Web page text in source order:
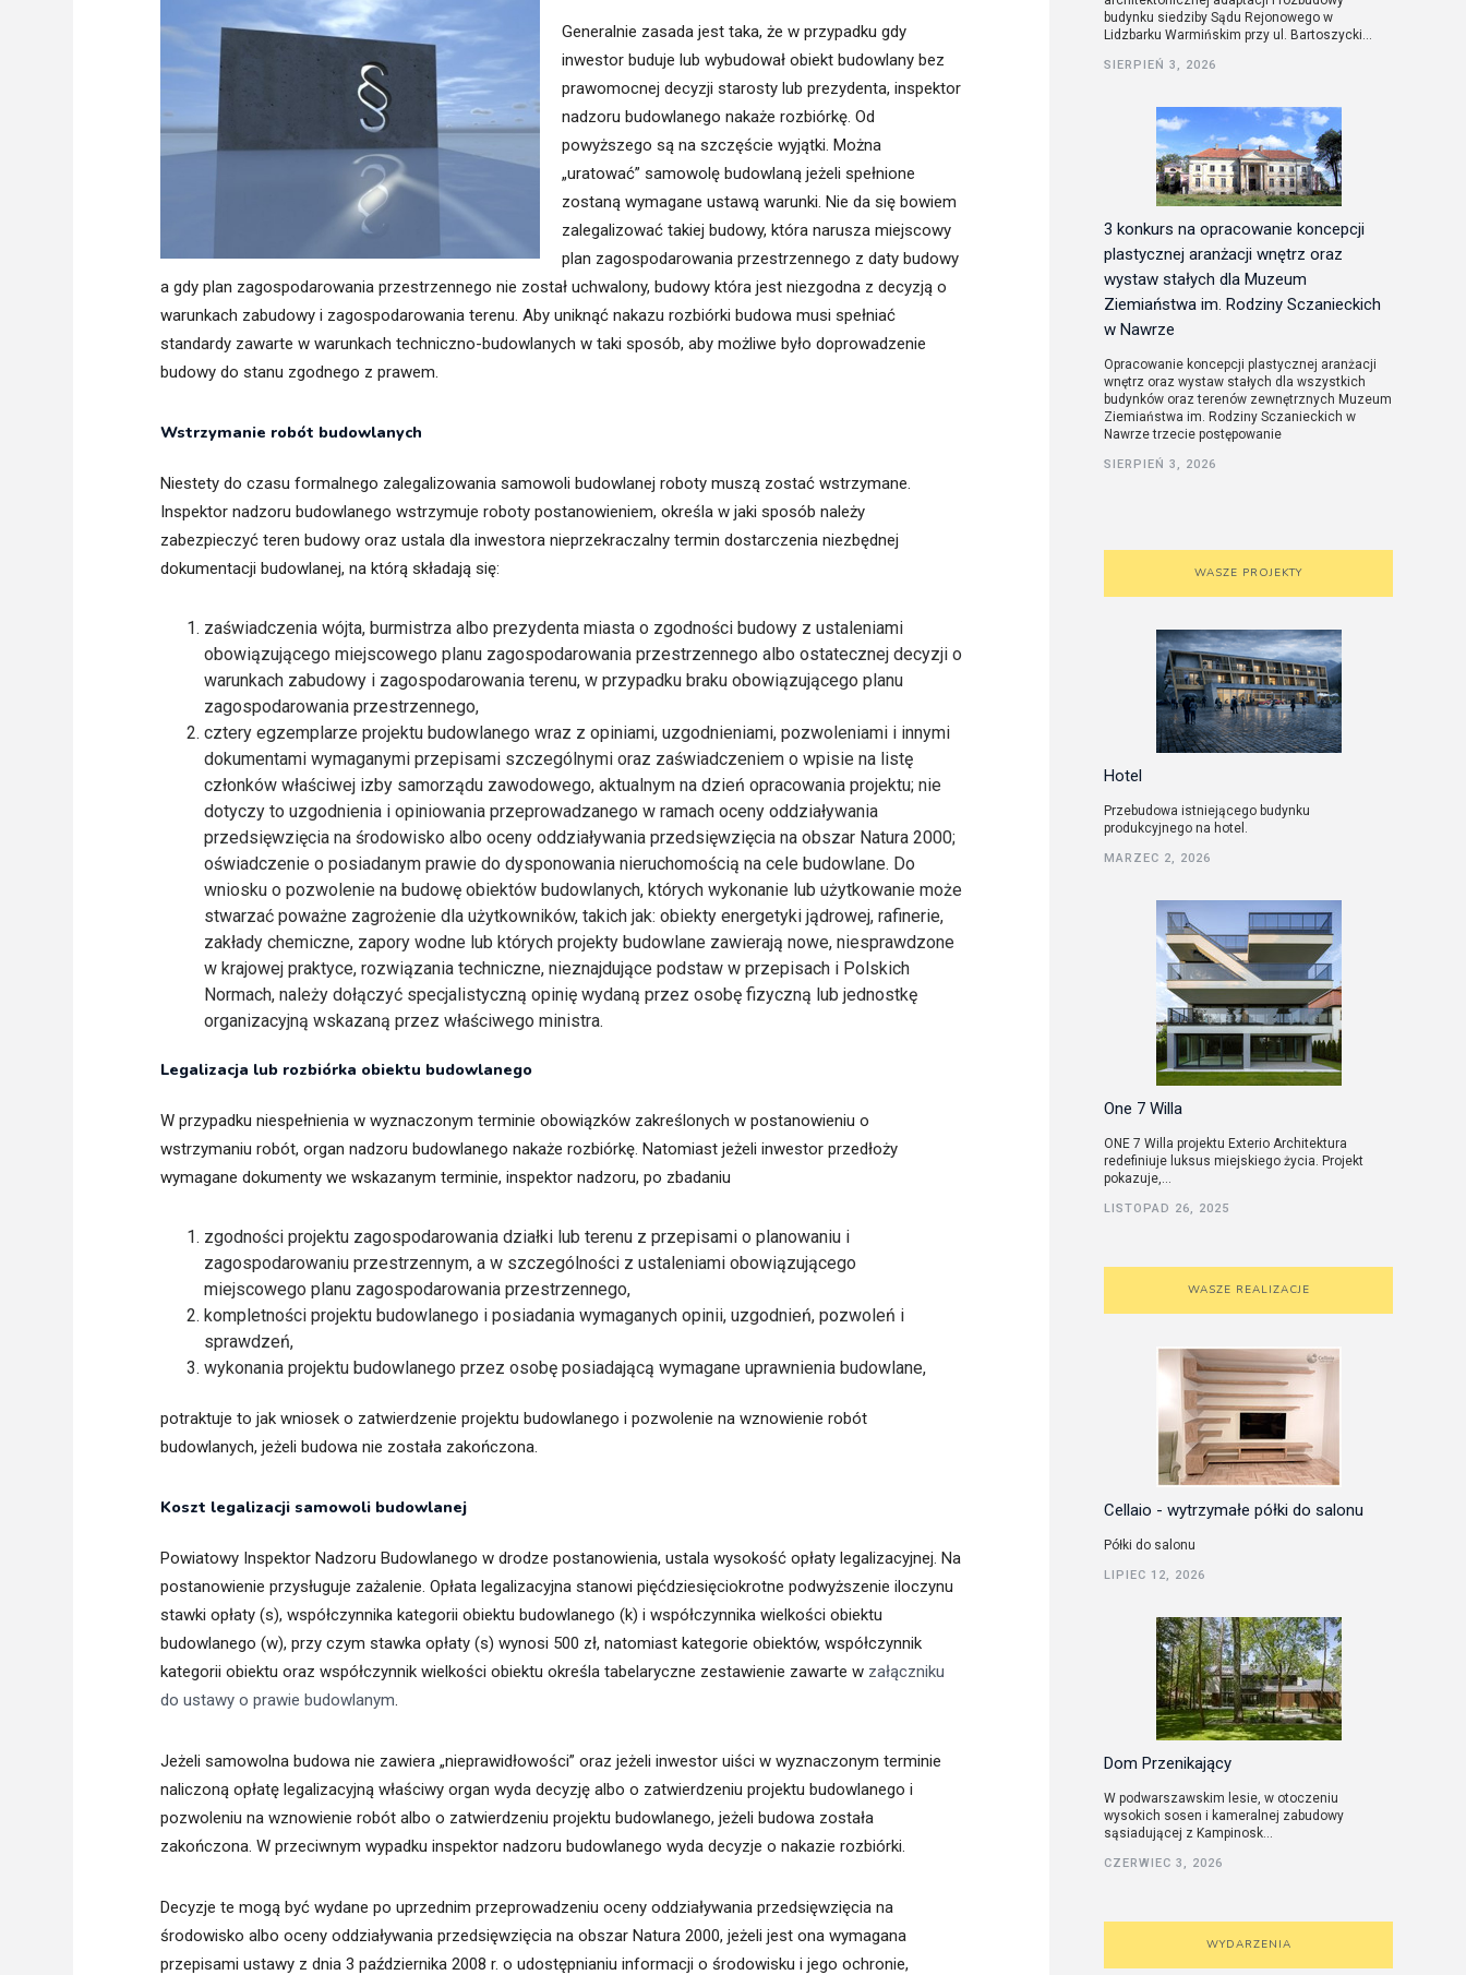
Freelance - architekt
Galeria Miast Dawnych
Filmy
Katalog produktów dla architekta
Firmy
Prawo autorskie
Generalnie zasada jest taka, że w przypadku gdy
inwestor buduje lub wybudował obiekt budowlany bez
prawomocnej decyzji starosty lub prezydenta, inspektor
nadzoru budowlanego nakaże rozbiórkę. Od
powyższego są na szczęście wyjątki. Można
„uratować” samowolę budowlaną jeżeli spełnione
zostaną wymagane ustawą warunki. Nie da się bowiem
zalegalizować takiej budowy, która narusza miejscowy
plan zagospodarowania przestrzennego z daty budowy
a gdy plan zagospodarowania przestrzennego nie został uchwalony, budowy która jest niezgodna z decyzją o
warunkach zabudowy i zagospodarowania terenu. Aby uniknąć nakazu rozbiórki budowa musi spełniać
standardy zawarte w warunkach techniczno-budowlanych w taki sposób, aby możliwe było doprowadzenie
budowy do stanu zgodnego z prawem.
Wstrzymanie robót budowlanych
Niestety do czasu formalnego zalegalizowania samowoli budowlanej roboty muszą zostać wstrzymane.
Inspektor nadzoru budowlanego wstrzymuje roboty postanowieniem, określa w jaki sposób należy
zabezpieczyć teren budowy oraz ustala dla inwestora nieprzekraczalny termin dostarczenia niezbędnej
dokumentacji budowlanej, na którą składają się:
zaświadczenia wójta, burmistrza albo prezydenta miasta o zgodności budowy z ustaleniami
obowiązującego miejscowego planu zagospodarowania przestrzennego albo ostatecznej decyzji o
warunkach zabudowy i zagospodarowania terenu, w przypadku braku obowiązującego planu
zagospodarowania przestrzennego,
cztery egzemplarze projektu budowlanego wraz z opiniami, uzgodnieniami, pozwoleniami i innymi
dokumentami wymaganymi przepisami szczególnymi oraz zaświadczeniem o wpisie na listę
członków właściwej izby samorządu zawodowego, aktualnym na dzień opracowania projektu; nie
dotyczy to uzgodnienia i opiniowania przeprowadzanego w ramach oceny oddziaływania
przedsięwzięcia na środowisko albo oceny oddziaływania przedsięwzięcia na obszar Natura 2000;
oświadczenie o posiadanym prawie do dysponowania nieruchomością na cele budowlane. Do
wniosku o pozwolenie na budowę obiektów budowlanych, których wykonanie lub użytkowanie może
stwarzać poważne zagrożenie dla użytkowników, takich jak: obiekty energetyki jądrowej, rafinerie,
zakłady chemiczne, zapory wodne lub których projekty budowlane zawierają nowe, niesprawdzone
w krajowej praktyce, rozwiązania techniczne, nieznajdujące podstaw w przepisach i Polskich
Normach, należy dołączyć specjalistyczną opinię wydaną przez osobę fizyczną lub jednostkę
organizacyjną wskazaną przez właściwego ministra.
Legalizacja lub rozbiórka obiektu budowlanego
W przypadku niespełnienia w wyznaczonym terminie obowiązków zakreślonych w postanowieniu o
wstrzymaniu robót, organ nadzoru budowlanego nakaże rozbiórkę. Natomiast jeżeli inwestor przedłoży
wymagane dokumenty we wskazanym terminie, inspektor nadzoru, po zbadaniu
zgodności projektu zagospodarowania działki lub terenu z przepisami o planowaniu i
zagospodarowaniu przestrzennym, a w szczególności z ustaleniami obowiązującego
miejscowego planu zagospodarowania przestrzennego,
kompletności projektu budowlanego i posiadania wymaganych opinii, uzgodnień, pozwoleń i
sprawdzeń,
wykonania projektu budowlanego przez osobę posiadającą wymagane uprawnienia budowlane,
potraktuje to jak wniosek o zatwierdzenie projektu budowlanego i pozwolenie na wznowienie robót
budowlanych, jeżeli budowa nie została zakończona.
Koszt legalizacji samowoli budowlanej
Powiatowy Inspektor Nadzoru Budowlanego w drodze postanowienia, ustala wysokość opłaty legalizacyjnej. Na
postanowienie przysługuje zażalenie. Opłata legalizacyjna stanowi pięćdziesięciokrotne podwyższenie iloczynu
stawki opłaty (s), współczynnika kategorii obiektu budowlanego (k) i współczynnika wielkości obiektu
budowlanego (w), przy czym stawka opłaty (s) wynosi 500 zł, natomiast kategorie obiektów, współczynnik
kategorii obiektu oraz współczynnik wielkości obiektu określa tabelaryczne zestawienie zawarte w załączniku
do ustawy o prawie budowlanym.
Jeżeli samowolna budowa nie zawiera „nieprawidłowości” oraz jeżeli inwestor uiści w wyznaczonym terminie
naliczoną opłatę legalizacyjną właściwy organ wyda decyzję albo o zatwierdzeniu projektu budowlanego i
pozwoleniu na wznowienie robót albo o zatwierdzeniu projektu budowlanego, jeżeli budowa została
zakończona. W przeciwnym wypadku inspektor nadzoru budowlanego wyda decyzje o nakazie rozbiórki.
Decyzje te mogą być wydane po uprzednim przeprowadzeniu oceny oddziaływania przedsięwzięcia na
środowisko albo oceny oddziaływania przedsięwzięcia na obszar Natura 2000, jeżeli jest ona wymagana
przepisami ustawy z dnia 3 października 2008 r. o udostępnianiu informacji o środowisku i jego ochronie,
budynku siedziby Sądu Rejonowego w
Lidzbarku Warmińskim przy ul. Bartoszycki...
SIERPIEŃ 3, 2026
3 konkurs na opracowanie koncepcji
plastycznej aranżacji wnętrz oraz
wystaw stałych dla Muzeum
Ziemiaństwa im. Rodziny Sczanieckich
w Nawrze
Opracowanie koncepcji plastycznej aranżacji
wnętrz oraz wystaw stałych dla wszystkich
budynków oraz terenów zewnętrznych Muzeum
Ziemiaństwa im. Rodziny Sczanieckich w
Nawrze trzecie postępowanie
SIERPIEŃ 3, 2026
WASZE PROJEKTY
Hotel
Przebudowa istniejącego budynku
produkcyjnego na hotel.
MARZEC 2, 2026
One 7 Willa
ONE 7 Willa projektu Exterio Architektura
redefiniuje luksus miejskiego życia. Projekt
pokazuje,...
LISTOPAD 26, 2025
WASZE REALIZACJE
Cellaio - wytrzymałe półki do salonu
Półki do salonu
LIPIEC 12, 2026
Dom Przenikający
W podwarszawskim lesie, w otoczeniu
wysokich sosen i kameralnej zabudowy
sąsiadującej z Kampinosk...
CZERWIEC 3, 2026
WYDARZENIA